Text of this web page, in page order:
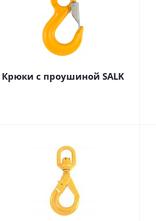
Крюки с проушиной SALK